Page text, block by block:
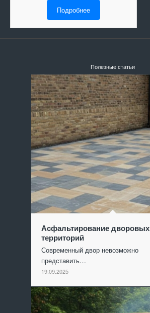
Подробнее
Полезные статьи
Асфальтирование дворовых
территорий
Современный двор невозможно
представить…
19.09.2025